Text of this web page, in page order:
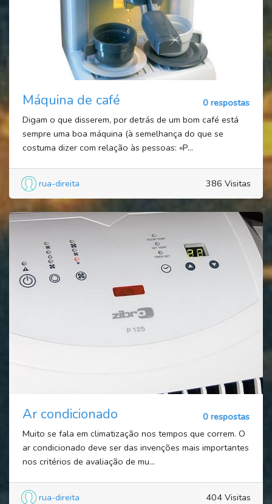
Máquina de café
0 respostas
Digam o que disserem, por detrás de um bom café está
sempre uma boa máquina (à semelhança do que se
costuma dizer com relação às pessoas: «P...
rua-direita 386 Visitas
Ar condicionado
0 respostas
Muito se fala em climatização nos tempos que correm. O
ar condicionado deve ser das invenções mais importantes
nos critérios de avaliação de mu...
rua-direita 404 Visitas